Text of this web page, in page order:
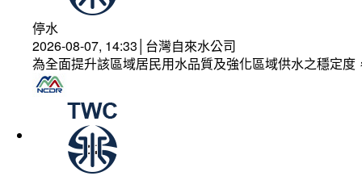
停水
2026-08-07, 14:33│台灣自來水公司
為全面提升該區域居民用水品質及強化區域供水之穩定